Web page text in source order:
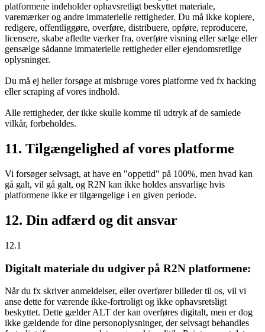
platformene indeholder ophavsretligt beskyttet materiale,
varemærker og andre immaterielle rettigheder. Du må ikke kopiere,
redigere, offentliggøre, overføre, distribuere, opføre, reproducere,
licensere, skabe afledte værker fra, overføre visning eller sælge eller
gensælge sådanne immaterielle rettigheder eller ejendomsretlige
oplysninger.
Du må ej heller forsøge at misbruge vores platforme ved fx hacking
eller scraping af vores indhold.
Alle rettigheder, der ikke skulle komme til udtryk af de samlede
vilkår, forbeholdes.
11. Tilgængelighed af vores platforme
Vi forsøger selvsagt, at have en "oppetid" på 100%, men hvad kan
gå galt, vil gå galt, og R2N kan ikke holdes ansvarlige hvis
platformene ikke er tilgængelige i en given periode.
12. Din adfærd og dit ansvar
12.1
Digitalt materiale du udgiver på R2N platformene:
Når du fx skriver anmeldelser, eller overfører billeder til os, vil vi
anse dette for værende ikke-fortroligt og ikke ophavsretsligt
beskyttet. Dette gælder ALT der kan overføres digitalt, men er dog
ikke gældende for dine personoplysninger, der selvsagt behandles